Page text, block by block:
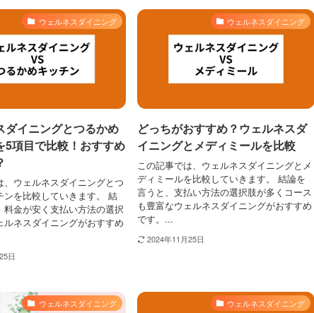
ウェルネスダイニング
ダイニングとつるかめ
5項目で比較！おすすめ
、ウェルネスダイニングとつ
ンを比較していきます。 結
料金が安く支払い方法の選択
ルネスダイニングがおすすめ
日
ウェルネスダイニング
どっちがおすすめ？ウェルネスダ
イニングとメディミールを比較
この記事では、ウェルネスダイニングとメ
ディミールを比較していきます。 結論を
言うと、支払い方法の選択肢が多くコース
も豊富なウェルネスダイニングがおすすめ
です。...
2024年11月25日
ウェルネスダイニング ウェルネスダイニング